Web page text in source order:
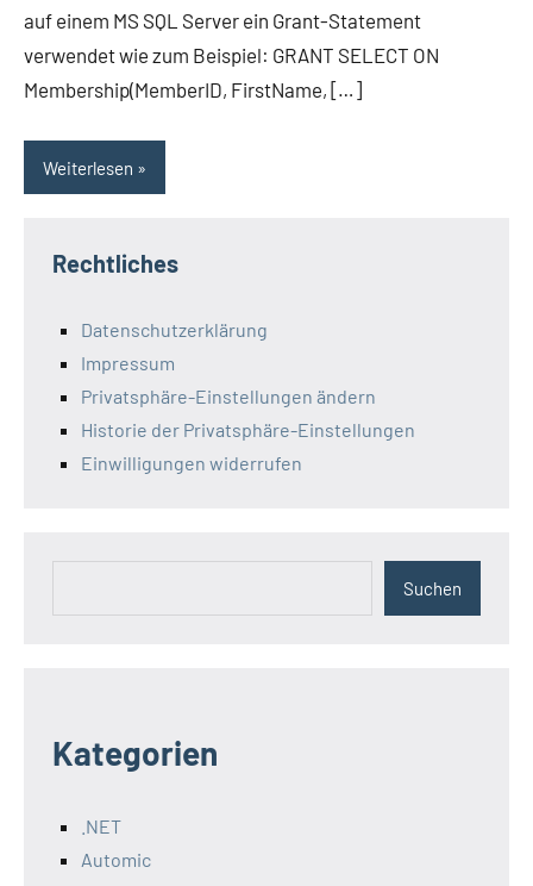
auf einem MS SQL Server ein Grant-Statement
verwendet wie zum Beispiel: GRANT SELECT ON
Membership(MemberID, FirstName, […]
Weiterlesen
Rechtliches
Datenschutzerklärung
Impressum
Privatsphäre-Einstellungen ändern
Historie der Privatsphäre-Einstellungen
Einwilligungen widerrufen
Suchen
Kategorien
.NET
Automic